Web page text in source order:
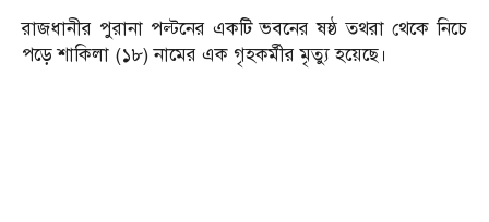
রাজধানীর পুরানা পল্টনের একটি ভবনের ষষ্ঠ তথরা থেকে নিচে
পড়ে শাকিলা (১৮) নামের এক গৃহকর্মীর মৃত্যু হয়েছে।